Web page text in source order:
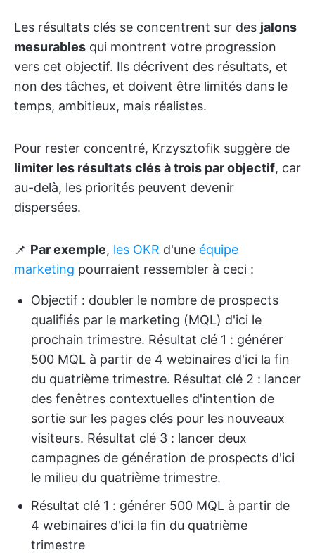
Les résultats clés se concentrent sur des jalons
mesurables qui montrent votre progression
vers cet objectif. Ils décrivent des résultats, et
non des tâches, et doivent être limités dans le
temps, ambitieux, mais réalistes.
Pour rester concentré, Krzysztofik suggère de
limiter les résultats clés à trois par objectif, car
au-delà, les priorités peuvent devenir
dispersées.
📌 Par exemple, les OKR d'une équipe
marketing pourraient ressembler à ceci :
Objectif : doubler le nombre de prospects
qualifiés par le marketing (MQL) d'ici le
prochain trimestre. Résultat clé 1 : générer
500 MQL à partir de 4 webinaires d'ici la fin
du quatrième trimestre. Résultat clé 2 : lancer
des fenêtres contextuelles d'intention de
sortie sur les pages clés pour les nouveaux
visiteurs. Résultat clé 3 : lancer deux
campagnes de génération de prospects d'ici
le milieu du quatrième trimestre.
Résultat clé 1 : générer 500 MQL à partir de
4 webinaires d'ici la fin du quatrième
trimestre